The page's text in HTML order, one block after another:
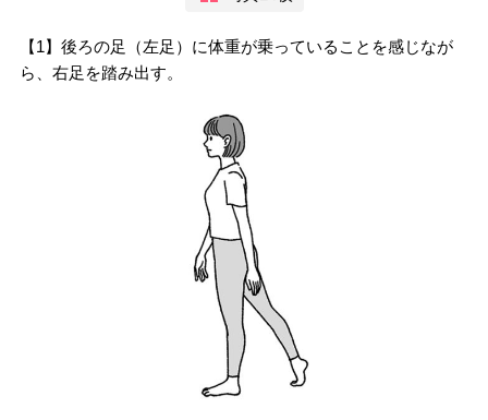
【1】後ろの足（左足）に体重が乗っていることを感じなが
ら、右足を踏み出す。